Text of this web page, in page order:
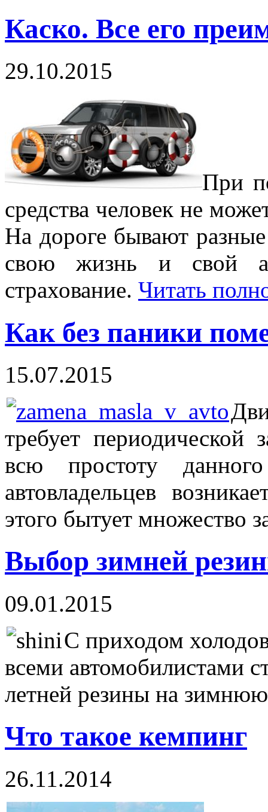
Каско. Все его
29.10.2015
При
средства человек не
На дороге бывают
свою жизнь и свой
страхование. Читать
Как без паники
15.07.2015
требует
всю простоту
автовладельцев
этого бытует множество
Выбор зимней
09.01.2015
С приходом
всеми автомобилистами
летней резины на
Что такое кемпинг
26.11.2014